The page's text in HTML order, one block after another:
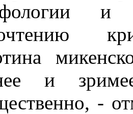
и
и
-